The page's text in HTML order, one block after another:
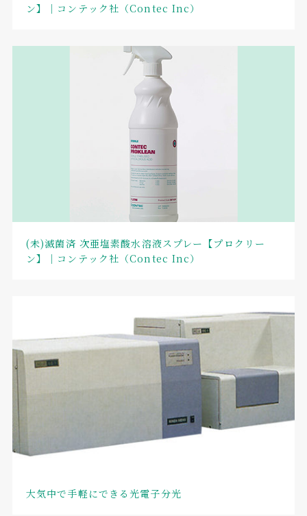
ン】｜コンテック社（Contec Inc）
(未)滅菌済 次亜塩素酸水溶液スプレー【プロクリー
ン】｜コンテック社（Contec Inc）
大気中で手軽にできる光電子分光